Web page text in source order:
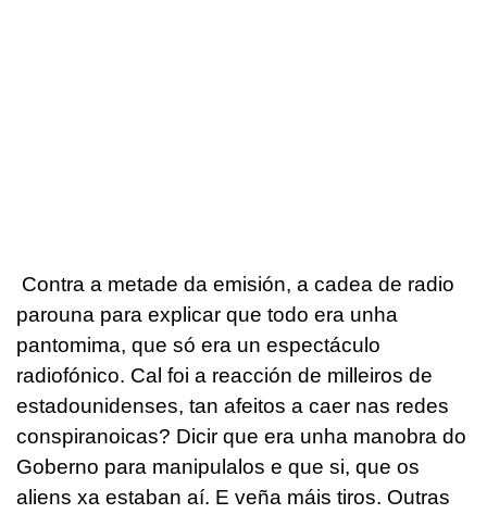
Contra a metade da emisión, a cadea de radio
parouna para explicar que todo era unha
pantomima, que só era un espectáculo
radiofónico. Cal foi a reacción de milleiros de
estadounidenses, tan afeitos a caer nas redes
conspiranoicas? Dicir que era unha manobra do
Goberno para manipulalos e que si, que os
aliens xa estaban aí. E veña máis tiros. Outras